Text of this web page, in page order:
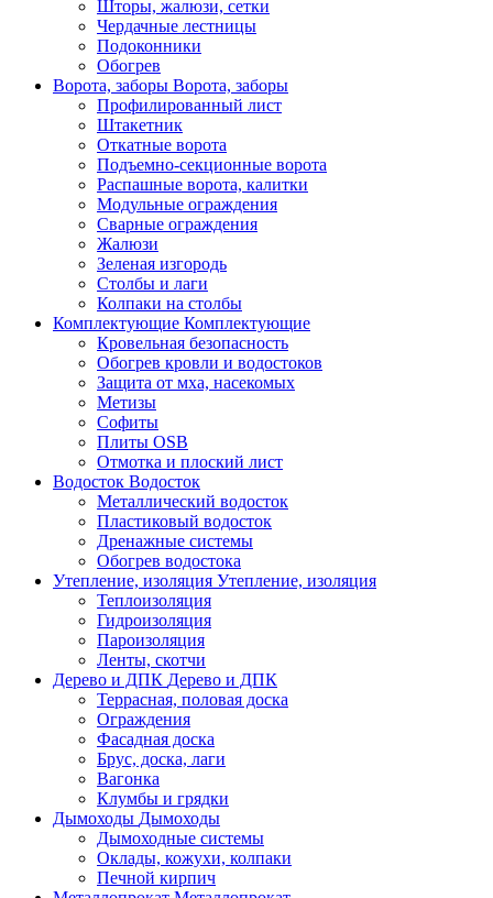
Шторы, жалюзи, сетки
Чердачные лестницы
Подоконники
Обогрев
Ворота, заборы Ворота, заборы
Профилированный лист
Штакетник
Откатные ворота
Подъемно-секционные ворота
Распашные ворота, калитки
Модульные ограждения
Сварные ограждения
Жалюзи
Зеленая изгородь
Столбы и лаги
Колпаки на столбы
Комплектующие Комплектующие
Кровельная безопасность
Обогрев кровли и водостоков
Защита от мха, насекомых
Метизы
Софиты
Плиты OSB
Отмотка и плоский лист
Водосток Водосток
Металлический водосток
Пластиковый водосток
Дренажные системы
Обогрев водостока
Утепление, изоляция Утепление, изоляция
Теплоизоляция
Гидроизоляция
Пароизоляция
Ленты, скотчи
Дерево и ДПК Дерево и ДПК
Террасная, половая доска
Ограждения
Фасадная доска
Брус, доска, лаги
Вагонка
Клумбы и грядки
Дымоходы Дымоходы
Дымоходные системы
Оклады, кожухи, колпаки
Печной кирпич